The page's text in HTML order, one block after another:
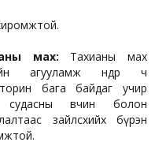
мах: Тахианы мах
агууламж өндөр ч
бага байдаг учир
судасны өвчин болон
зайлсхийх бүрэн